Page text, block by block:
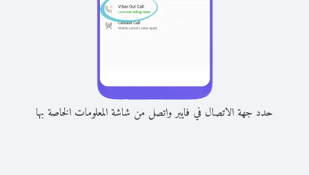
حدد جهة الاتصال في فايبر واتصل من شاشة المعلومات الخاصة بها